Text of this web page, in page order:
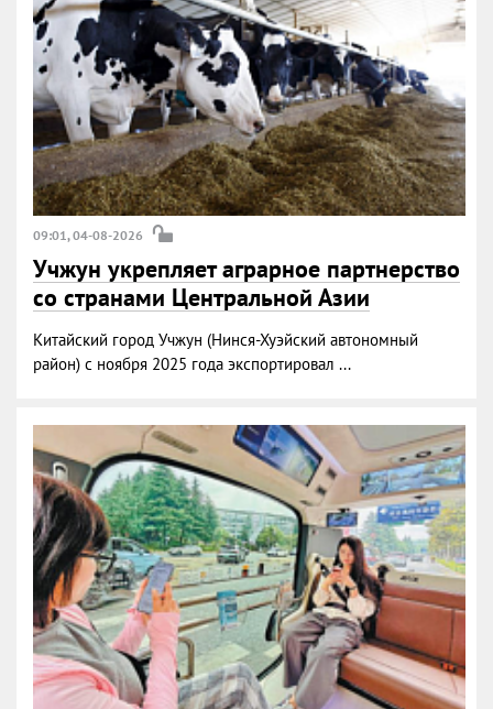
09:01, 04-08-2026
Учжун укрепляет аграрное партнерство
со странами Центральной Азии
Китайский город Учжун (Нинся-Хуэйский автономный
район) с ноября 2025 года экспортировал ...